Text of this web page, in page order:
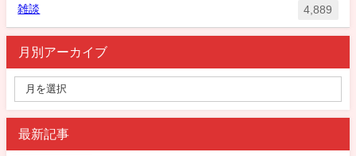
雑談 4,889
月別アーカイブ
最新記事